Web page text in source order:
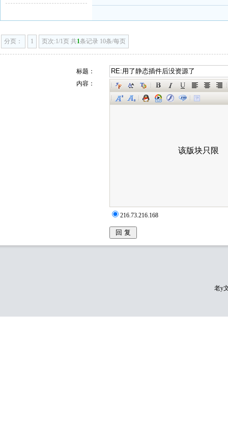
分页： 1 页次:1/1页 共1条记录 10条/每页
标题：
内容：
216.73.216.168
老y